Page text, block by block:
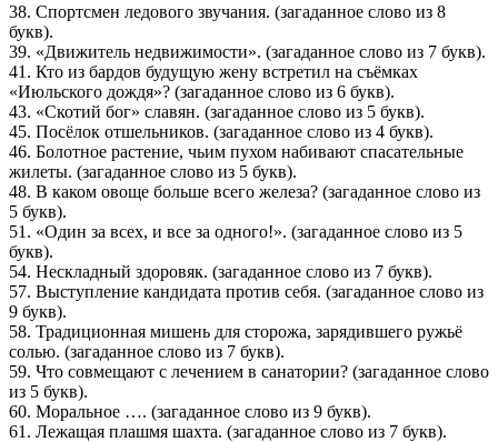
38. Спортсмен ледового звучания. (загаданное слово из 8
букв).
39. «Движитель недвижимости». (загаданное слово из 7 букв).
41. Кто из бардов будущую жену встретил на съёмках
«Июльского дождя»? (загаданное слово из 6 букв).
43. «Скотий бог» славян. (загаданное слово из 5 букв).
45. Посёлок отшельников. (загаданное слово из 4 букв).
46. Болотное растение, чьим пухом набивают спасательные
жилеты. (загаданное слово из 5 букв).
48. В каком овоще больше всего железа? (загаданное слово из
5 букв).
51. «Один за всех, и все за одного!». (загаданное слово из 5
букв).
54. Нескладный здоровяк. (загаданное слово из 7 букв).
57. Выступление кандидата против себя. (загаданное слово из
9 букв).
58. Традиционная мишень для сторожа, зарядившего ружьё
солью. (загаданное слово из 7 букв).
59. Что совмещают с лечением в санатории? (загаданное слово
из 5 букв).
60. Моральное …. (загаданное слово из 9 букв).
61. Лежащая плашмя шахта. (загаданное слово из 7 букв).